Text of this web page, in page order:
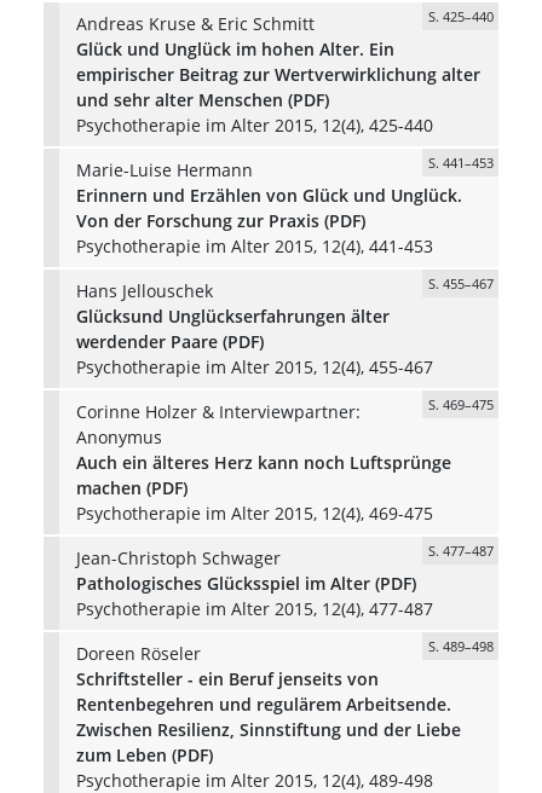
Andreas Kruse & Eric Schmitt
S. 425–440
Glück und Unglück im hohen Alter. Ein
empirischer Beitrag zur Wertverwirklichung alter
und sehr alter Menschen (PDF)
Psychotherapie im Alter 2015, 12(4), 425-440
Marie-Luise Hermann
S. 441–453
Erinnern und Erzählen von Glück und Unglück.
Von der Forschung zur Praxis (PDF)
Psychotherapie im Alter 2015, 12(4), 441-453
Hans Jellouschek
S. 455–467
Glücksund Unglückserfahrungen älter
werdender Paare (PDF)
Psychotherapie im Alter 2015, 12(4), 455-467
Corinne Holzer & Interviewpartner:
Anonymus
S. 469–475
Auch ein älteres Herz kann noch Luftsprünge
machen (PDF)
Psychotherapie im Alter 2015, 12(4), 469-475
Jean-Christoph Schwager
S. 477–487
Pathologisches Glücksspiel im Alter (PDF)
Psychotherapie im Alter 2015, 12(4), 477-487
Doreen Röseler
S. 489–498
Schriftsteller - ein Beruf jenseits von
Rentenbegehren und regulärem Arbeitsende.
Zwischen Resilienz, Sinnstiftung und der Liebe
zum Leben (PDF)
Psychotherapie im Alter 2015, 12(4), 489-498